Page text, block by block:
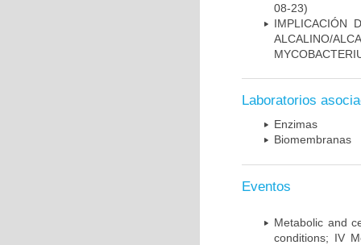
08-23)
IMPLICACIÓN
ALCALINO/
Laboratorios
Enzimas
Biomembranas
Eventos
Metabolic and
conditions; IV